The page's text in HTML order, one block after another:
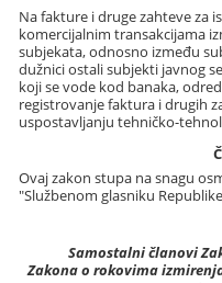
Na fakture i druge zahteve za
komercijalnim transakcijama
subjekata, odnosno između
dužnici ostali subjekti javnog
koji se vode kod banaka,
registrovanje faktura i drugih
uspostavljanju tehničko-
Ovaj zakon stupa na snagu
"Službenom glasniku
Samostalni članovi
Zakona o rokovima